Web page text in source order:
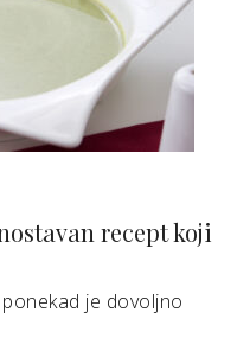
recept koji
je dovoljno